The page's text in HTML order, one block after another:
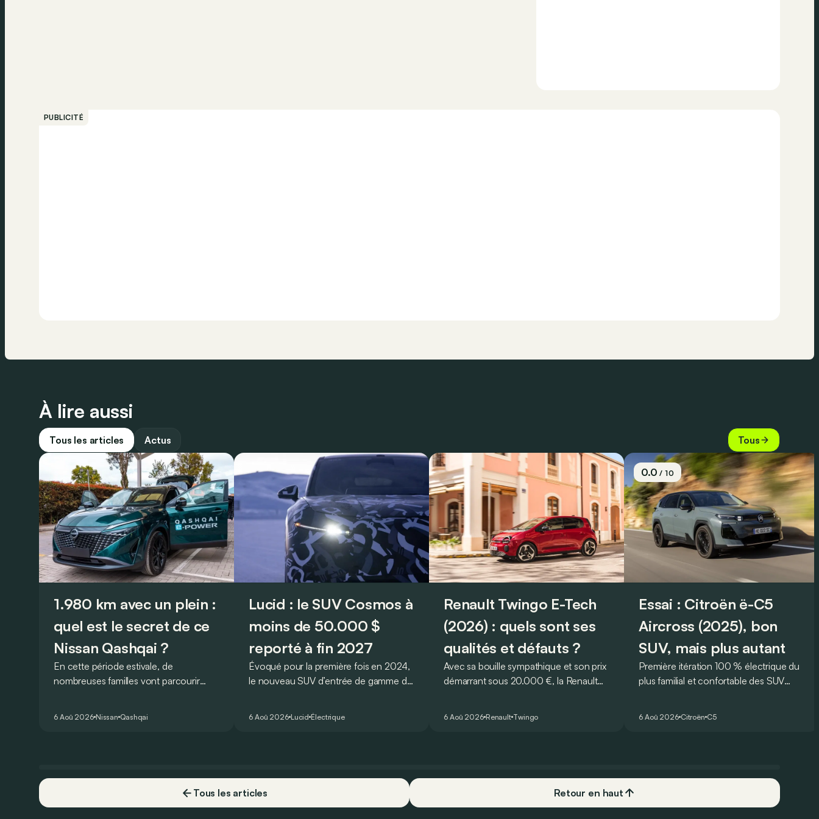
PUBLICITÉ
À lire aussi
Tous les articles Actus Tous
1.980 km avec un plein :
quel est le secret de ce
Nissan Qashqai ?
En cette période estivale, de
nombreuses familles vont parcourir
Qashqai e-Power, il serait possible de
6 Aoû 2026 Nissan Qashqai
Lucid : le SUV Cosmos à
moins de 50.000 $
reporté à fin 2027
Évoqué pour la première fois en 2024,
le nouveau SUV d’entrée de gamme de
6 Aoû 2026 Lucid Électrique
Renault Twingo E-Tech
(2026) : quels sont ses
qualités et défauts ?
Avec sa bouille sympathique et son prix
démarrant sous 20.000 €, la Renault
séduisantes du moment. Mais est-ce
6 Aoû 2026 Renault Twingo
0.0/ 10
Essai : Citroën ë-C5
Aircross (2025), bon
SUV, mais plus autant
Première itération 100 % électrique du
plus familial et confortable des SUV
6 Aoû 2026 Citroën C5
Tous les articles Retour en haut